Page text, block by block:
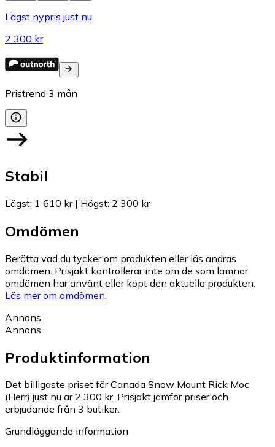
Lägst nypris just nu
2 300 kr
Pristrend 3 mån
Stabil
Lägst: 1 610 kr| Högst: 2 300 kr
Omdömen
Berätta vad du tycker om produkten eller läs andras
omdömen. Prisjakt kontrollerar inte om de som lämnar
omdömen har använt eller köpt den aktuella produkten.
Läs mer om omdömen.
Annons
Annons
Produktinformation
Det billigaste priset för Canada Snow Mount Rick Moc
(Herr) just nu är 2 300 kr. Prisjakt jämför priser och
erbjudande från 3 butiker.
Grundläggande information